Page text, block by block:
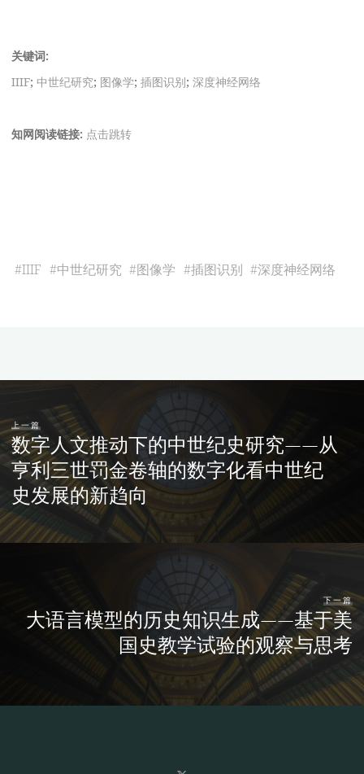
关键词:
IIIF; 中世纪研究; 图像学;插图识别;深度神经网络
知网阅读链接: 点击跳转
#IIIF #中世纪研究 #图像学 #插图识别 #深度神经网络
上一篇
数字人文推动下的中世纪史研究——从
亨利三世罚金卷轴的数字化看中世纪
史发展的新趋向
下一篇
大语言模型的历史知识生成——基于美
国史教学试验的观察与思考